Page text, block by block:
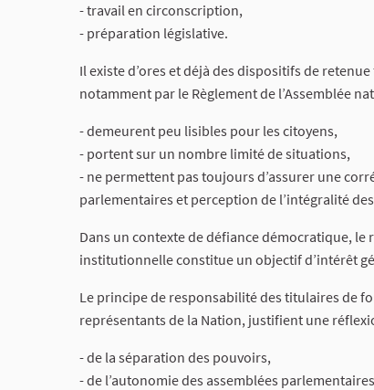
- travail en circonscription,
- préparation législative.
Il existe d’ores et déjà des dispositifs de
notamment par le Règlement de l’Assemblée
- demeurent peu lisibles pour les citoyens,
- portent sur un nombre limité de situations,
- ne permettent pas toujours d’assurer une
parlementaires et perception de l’intégralité
Dans un contexte de défiance démocratique,
institutionnelle constitue un objectif d’intérêt
Le principe de responsabilité des titulaires de
représentants de la Nation, justifient une
- de la séparation des pouvoirs,
- de l’autonomie des assemblées